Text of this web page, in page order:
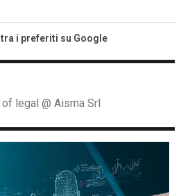
i preferiti su Google
legal @ Aisma Srl